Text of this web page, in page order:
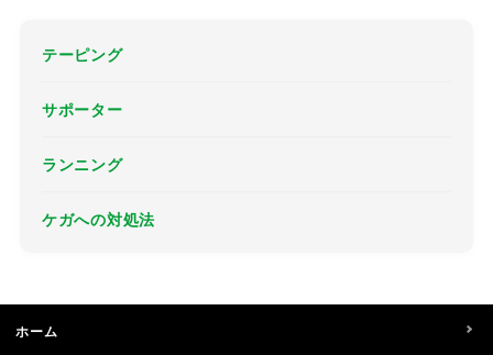
テーピング
サポーター
ランニング
ケガへの対処法
ホーム